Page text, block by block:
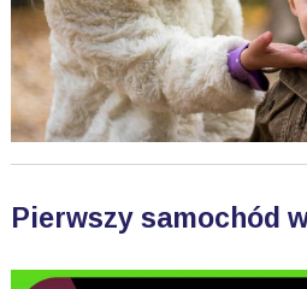
Pierwszy samochód